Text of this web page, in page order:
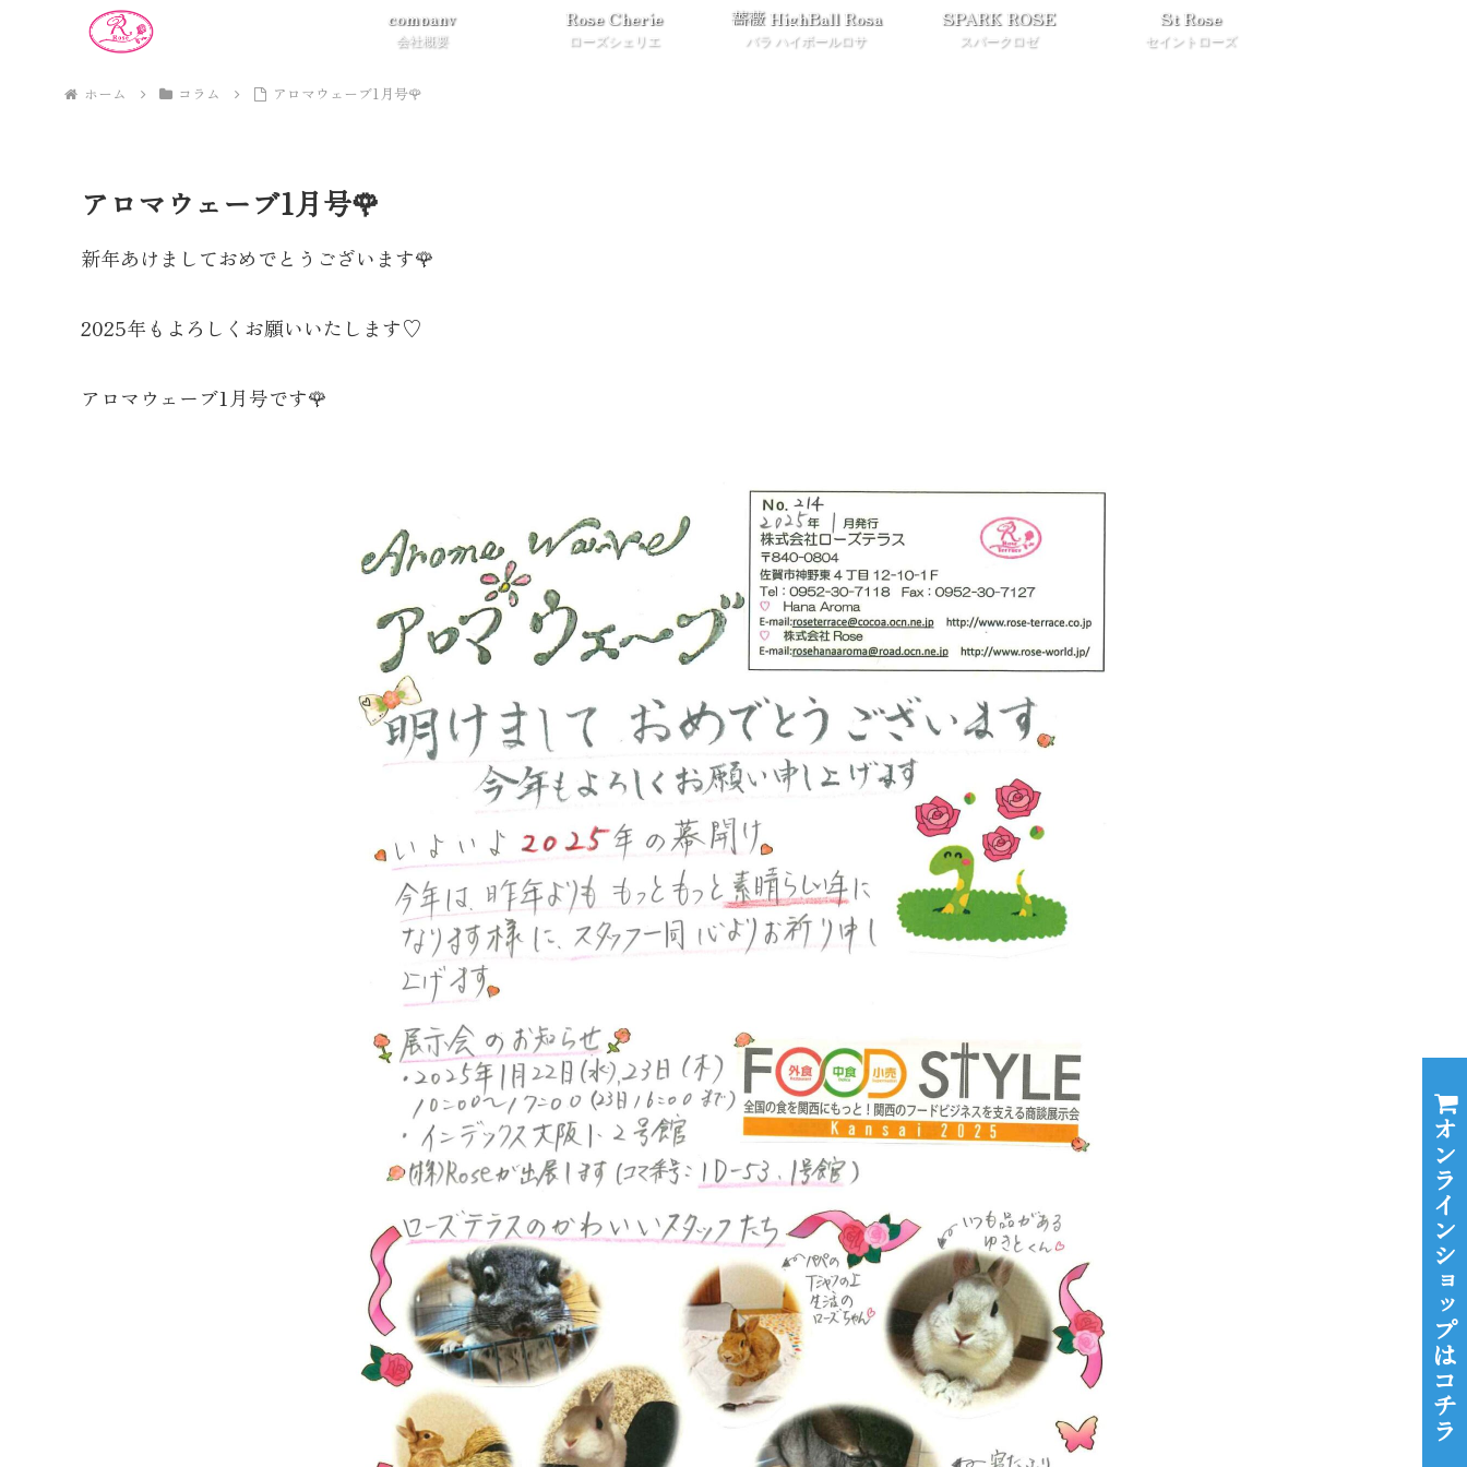
company
会社概要
Rose Cherie
ローズシェリエ
薔薇 HighBall Rosa
バラ ハイボールロサ
SPARK ROSE
スパークロゼ
St Rose
セイントローズ
ホーム コラム アロマウェーブ1月号🌹
アロマウェーブ1月号🌹
新年あけましておめでとうございます🌹
2025年もよろしくお願いいたします♡
アロマウェーブ1月号です🌹
オンラインショップはコチラ